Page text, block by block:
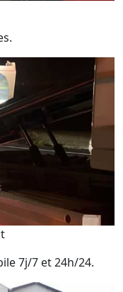
7j/7 et 24h/24.